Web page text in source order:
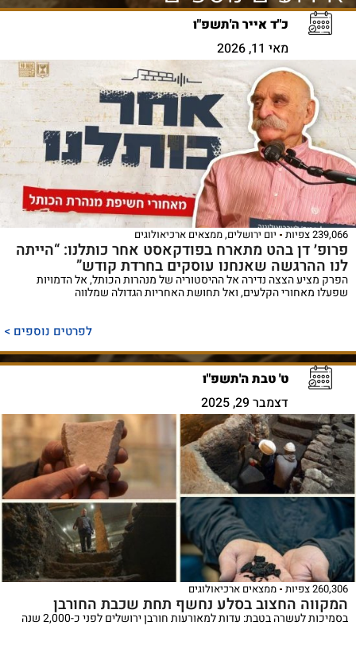
כ"ד אייר ה'תשפ"ו
מאי 11, 2026
239,066 צפיות יום ירושלים,ממצאים ארכיאולוגים
פרופ׳ דן בהט מתארח בפודקאסט אחר כותלנו: “הייתה
לנו ההרגשה שאנחנו עוסקים בחרדת קודש”
הפרק מציע הצצה נדירה אל ההיסטוריה של מנהרות הכותל, אל הדמויות
שפעלו מאחורי הקלעים, ואל תחושת האחריות הגדולה שמלווה
לפרטים נוספים >
ט' טבת ה'תשפ"ו
דצמבר 29, 2025
260,306 צפיות ממצאים ארכיאולוגים
המקווה החצוב בסלע נחשף תחת שכבת החורבן
בסמיכות לעשרה בטבת: עדות למאורעות חורבן ירושלים לפני כ-2,000 שנה